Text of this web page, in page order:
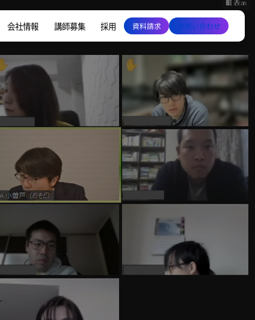
会社情報 講師募集 採用 資料請求 お問い合わせ